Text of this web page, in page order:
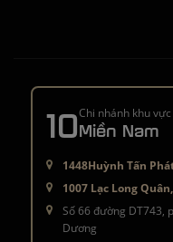
10Chi nhánh khu vực
Miền Nam
1448Huỳnh Tấn
1007 Lạc Long
Số 66 đường DT743,
Dương